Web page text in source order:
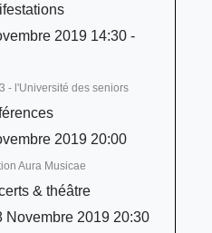
2019 14:30 -
- l'Université des seniors
2019 20:00
Aura Musicae
& théâtre
Novembre 2019 20:30